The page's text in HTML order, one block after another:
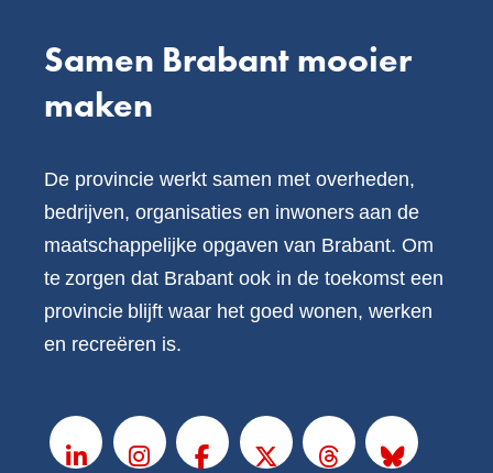
Samen Brabant mooier
maken
De provincie werkt samen met overheden,
bedrijven, organisaties en inwoners aan de
maatschappelijke opgaven van Brabant. Om
te zorgen dat Brabant ook in de toekomst een
provincie blijft waar het goed wonen, werken
en recreëren is.